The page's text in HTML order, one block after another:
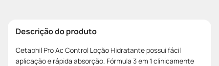
Descrição do produto
Cetaphil Pro Ac Control Loção Hidratante possui fácil
aplicação e rápida absorção. Fórmula 3 em 1 clinicamente